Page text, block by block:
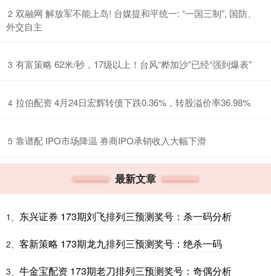
2 ​双融网 解放军不能上岛! 台媒提和平统一: “一国三制”, 国防、
外交自主
3 ​有富策略 62米/秒，17级以上！台风“桦加沙”已经“强到爆表”
4 ​拉伯配资 4月24日宏辉转债下跌0.36%，转股溢价率36.98%
5 ​靠谱配 IPO市场降温 券商IPO承销收入大幅下滑
最新文章
1、 东兴证券 173期刘飞排列三预测奖号：杀一码分析
2、 客新策略 173期龙九排列三预测奖号：绝杀一码
3、 牛金宝配资 173期老刀排列三预测奖号：奇偶分析